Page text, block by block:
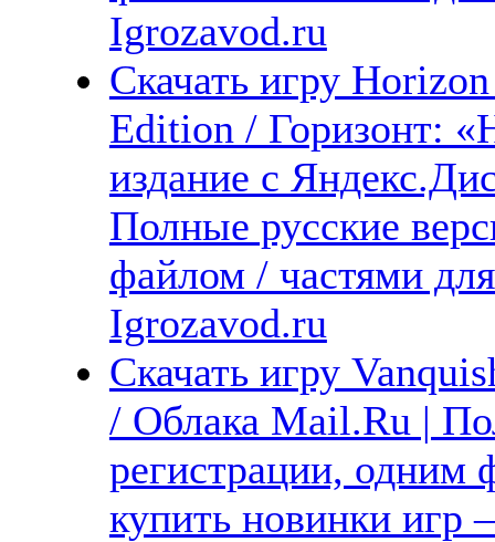
Igrozavod.ru
Скачать игру
Edition / Горизонт:
издание с
Полные русские
файлом / частями
Igrozavod.ru
Скачать игру
/ Облака Mail.Ru |
регистрации, одним
купить новинки